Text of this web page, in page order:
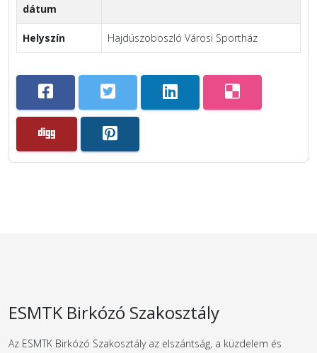
dátum
Helyszín Hajdúszoboszló Városi Sportház
ESMTK Birkózó Szakosztály
Az ESMTK Birkózó Szakosztály az elszántság, a küzdelem és